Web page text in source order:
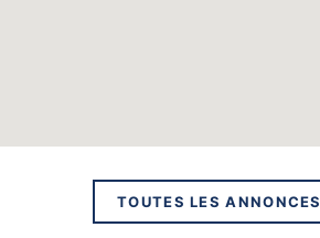
TOUTES LES ANNONCES